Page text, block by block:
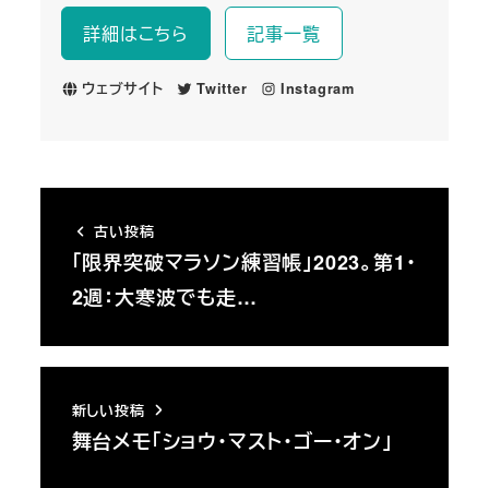
詳細はこちら 記事一覧
ウェブサイト Twitter Instagram
古い投稿
「限界突破マラソン練習帳」2023。第1・
2週：大寒波でも走…
新しい投稿
舞台メモ「ショウ・マスト・ゴー・オン」